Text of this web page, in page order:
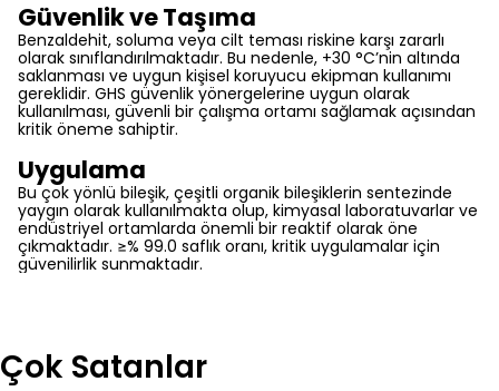
Güvenlik ve Taşıma
Benzaldehit, soluma veya cilt teması riskine karşı zararlı
olarak sınıflandırılmaktadır. Bu nedenle, +30 °C’nin altında
saklanması ve uygun kişisel koruyucu ekipman kullanımı
gereklidir. GHS güvenlik yönergelerine uygun olarak
kullanılması, güvenli bir çalışma ortamı sağlamak açısından
kritik öneme sahiptir.
Uygulama
Bu çok yönlü bileşik, çeşitli organik bileşiklerin sentezinde
yaygın olarak kullanılmakta olup, kimyasal laboratuvarlar ve
endüstriyel ortamlarda önemli bir reaktif olarak öne
çıkmaktadır. ≥% 99.0 saflık oranı, kritik uygulamalar için
güvenilirlik sunmaktadır.
Çok Satanlar